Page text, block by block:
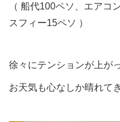
（ 船代100ペソ、エアコ
スフィー15ペソ ）
徐々にテンションが上が
お天気も心なしか晴れて